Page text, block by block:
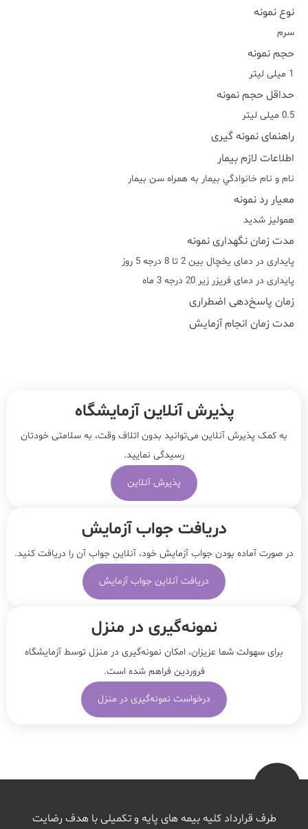
نوع نمونه
سرم
حجم نمونه
1 میلی لیتر
حداقل حجم نمونه
0.5 میلی لیتر
راهنمای نمونه گیری
اطلاعات لازم بیمار
نام و نام خانوادگي بيمار به همراه سن بيمار
معیار رد نمونه
هموليز شديد
مدت زمان نگهداری نمونه
پایداری در دمای یخچال بین 2 تا 8 درجه 5 روز
پایداری در دمای فریزر زیر 20 درجه 3 ماه
زمان پاسخ‌دهی اضطراری
مدت زمان انجام آزمایش
پذیرش آنلاین آزمایشگاه
به کمک پذیرش آنلاین می‌توانید بدون اتلاف وقت، به سلامتی خودتان
رسیدگی نمایید.
پذیرش آنلاین
دریافت جواب آزمایش
در صورت آماده بودن جواب آزمایش خود، آنلاین جواب‌ آن را دریافت کنید.
دریافت آنلاین جواب آزمایش
نمونه‌‌گیری در منزل
برای سهولت شما عزیزان، امکان نمونه‌گیری در منزل توسط آزمایشگاه
فروردین فراهم شده است.
درخواست نمونه‌گیری در منزل
طرف قرارداد کلیه بیمه های پایه و تکمیلی با هدف رضایت